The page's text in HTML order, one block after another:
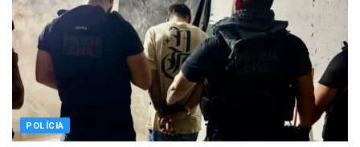
POLÍCIA